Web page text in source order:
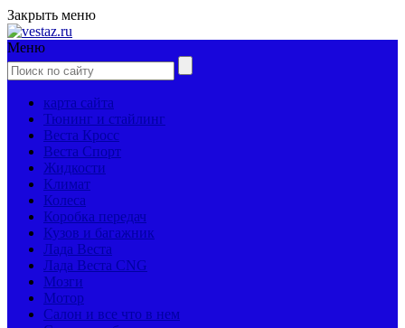
Закрыть меню
Меню
карта сайта
Тюнинг и стайлинг
Веста Кросс
Веста Спорт
Жидкости
Климат
Колеса
Коробка передач
Кузов и багажник
Лада Веста
Лада Веста CNG
Мозги
Мотор
Салон и все что в нем